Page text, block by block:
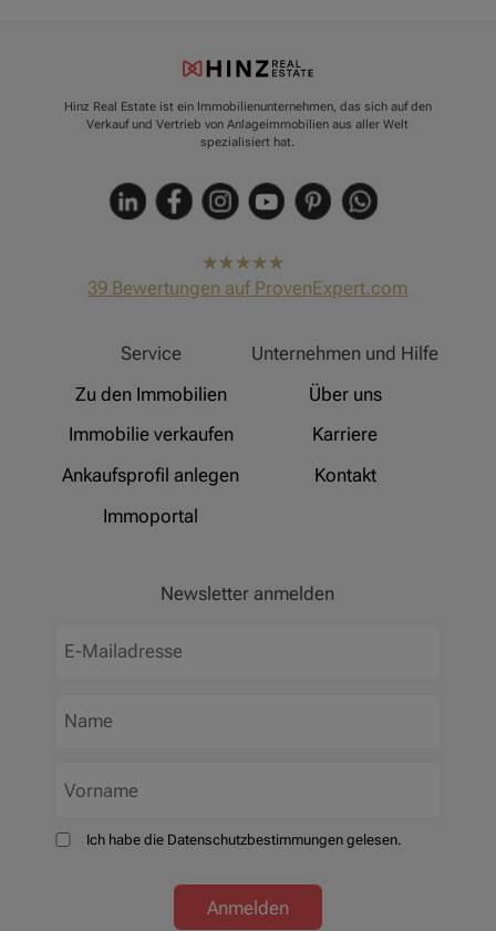
Hinz Real Estate ist ein Immobilienunternehmen, das sich auf den
Verkauf und Vertrieb von Anlageimmobilien aus aller Welt
spezialisiert hat.
hat4,91
von5
39 Bewertungen auf ProvenExpert.com
Service
Zu den Immobilien
Immobilie verkaufen
Ankaufsprofil anlegen
Immoportal
Unternehmen und Hilfe
Über uns
Karriere
Kontakt
Newsletter anmelden
Ich habe die Datenschutzbestimmungen gelesen.
Anmelden